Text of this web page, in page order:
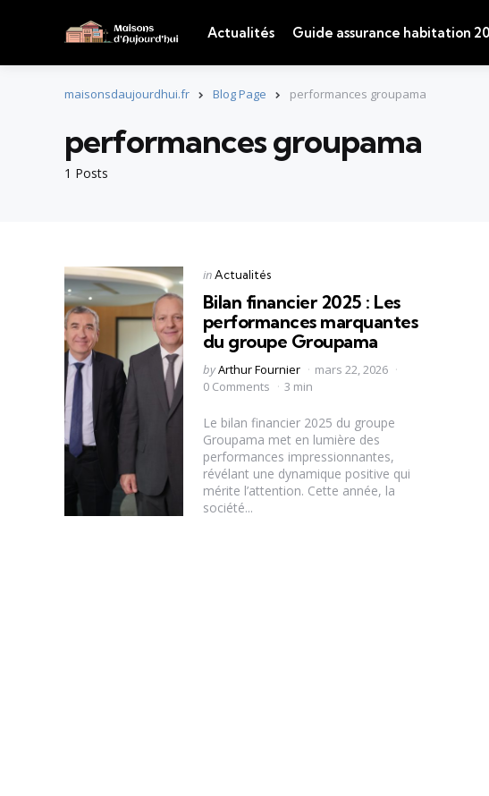
Actualités Guide assurance habitation
maisonsdaujourdhui.fr Blog Page performances groupama
1 Posts
performances groupama
Categories
Posted
in Actualités
Bilan financier 2025 : Les
performances marquantes
du groupe Groupama
Posted
by
byArthur Fournier
mars 22, 2026
0 Comments
3 min
Le bilan financier 2025 du groupe
Groupama met en lumière des
performances impressionnantes,
révélant une dynamique positive qui
mérite l’attention. Cette année, la
société...